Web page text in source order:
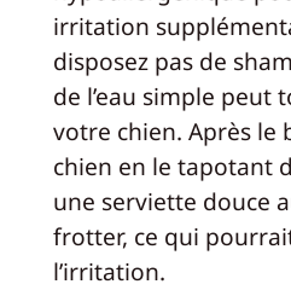
irritation
disposez pas de
de l’eau simple peut
votre chien. Après le
chien en le tapotant
une serviette douce
frotter, ce qui
l’irritation.